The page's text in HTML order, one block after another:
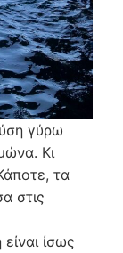
γύρω
Κι
τα
στις
ίσως